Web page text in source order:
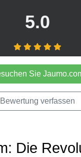
5.0
Sie
Bewertung verfassen
Die